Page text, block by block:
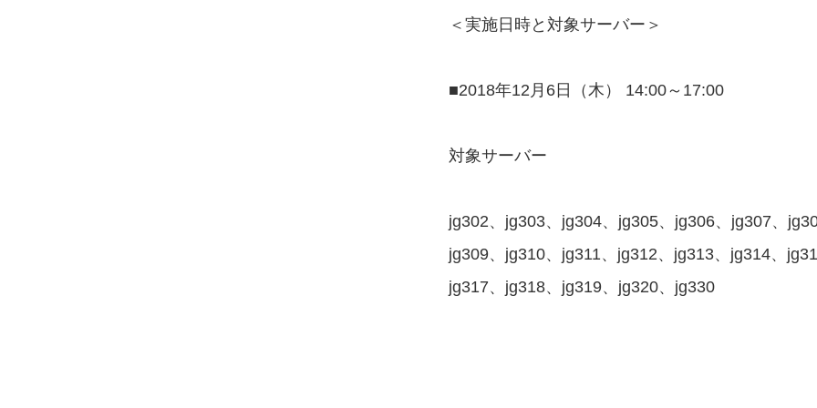
＜実施日時と対象サーバー＞
■2018年12月6日（木） 14:00～17:00
対象サーバー
jg302、jg303、jg304、jg305、jg306、jg307、
jg309、jg310、jg311、jg312、jg313、jg314、
jg317、jg318、jg319、jg320、jg330